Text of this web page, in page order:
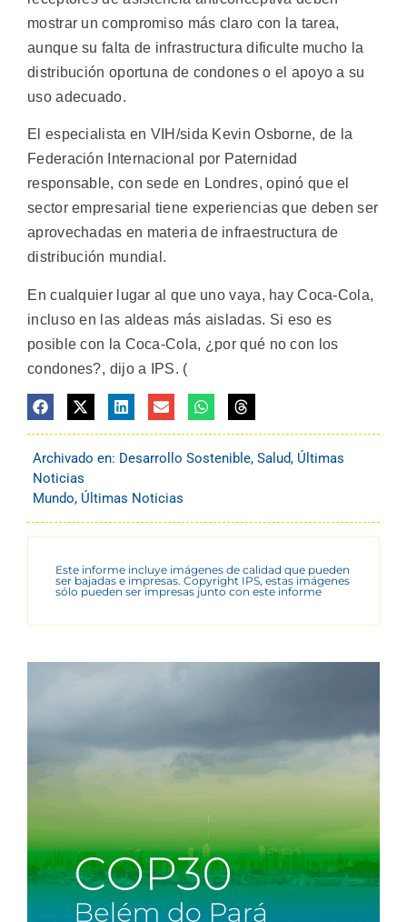
mostrar un compromiso más claro con la tarea,
aunque su falta de infrastructura dificulte mucho la
distribución oportuna de condones o el apoyo a su
uso adecuado.
El especialista en VIH/sida Kevin Osborne, de la
Federación Internacional por Paternidad
responsable, con sede en Londres, opinó que el
sector empresarial tiene experiencias que deben ser
aprovechadas en materia de infraestructura de
distribución mundial.
En cualquier lugar al que uno vaya, hay Coca-Cola,
incluso en las aldeas más aisladas. Si eso es
posible con la Coca-Cola, ¿por qué no con los
condones?, dijo a IPS. (
Archivado en: Desarrollo Sostenible, Salud, Últimas
Noticias
Mundo, Últimas Noticias
Este informe incluye imágenes de calidad que pueden
ser bajadas e impresas. Copyright IPS, estas imágenes
sólo pueden ser impresas junto con este informe